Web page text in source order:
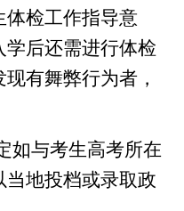
体检工作指导意
学后还需进行体检
有舞弊行为者，
如与考生高考所在
地投档或录取政